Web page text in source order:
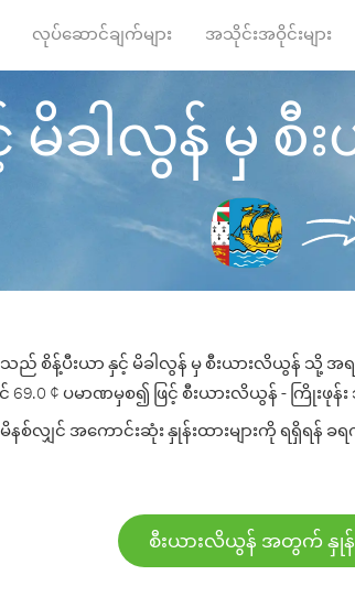
လုပ်ဆောင်ချက်များ အသိုင်းအဝိုင်းများ
မိခါလွန် မှ
င်သည် စိန့်ပီးယာ နှင့် မိခါလွန် မှ စီးယားလိယွန် သို့
69.0 ¢ ပမာဏမှစ၍ ဖြင့် စီးယားလိယွန် - ကြိုး
လျှင် အကောင်းဆုံး နှုန်းထားများကို ရရှိရန်
စီးယားလိယွန် အတွက် နှုန်း